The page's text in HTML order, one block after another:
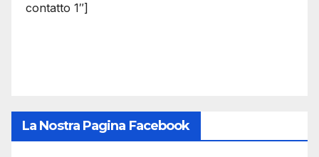
contatto 1″]
La Nostra Pagina Facebook